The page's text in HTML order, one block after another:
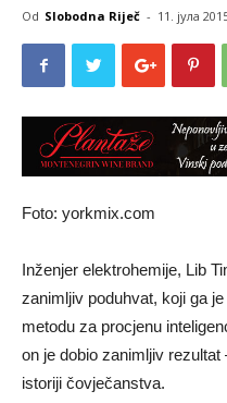
Od Slobodna Riječ - 11. јула
Foto: yorkmix.com
Inženjer elektrohemije, Lib
zanimljiv poduhvat, koji ga
metodu za procjenu
on je dobio zanimljiv rezultat
istoriji čovječanstva.